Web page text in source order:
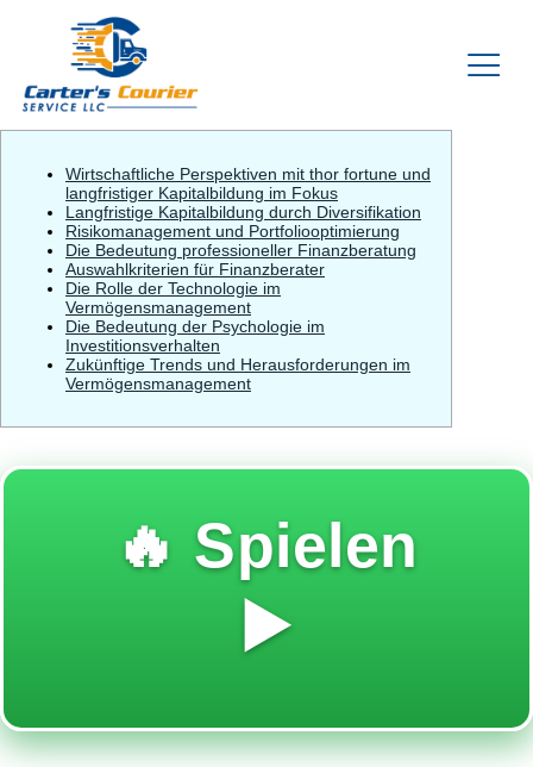
Wirtschaftliche Perspektiven mit thor fortune und
langfristiger Kapitalbildung im Fokus
Langfristige Kapitalbildung durch Diversifikation
Risikomanagement und Portfoliooptimierung
Die Bedeutung professioneller Finanzberatung
Auswahlkriterien für Finanzberater
Die Rolle der Technologie im
Vermögensmanagement
Die Bedeutung der Psychologie im
Investitionsverhalten
Zukünftige Trends und Herausforderungen im
Vermögensmanagement
🔥 Spielen
▶️